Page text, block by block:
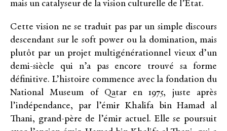
mais un catalyseur de la vision culturelle de l’État.
Cette vision ne se traduit pas par un simple discours
descendant sur le soft power ou la domination, mais
plutôt par un projet multigénérationnel vieux d’un
demi-siècle qui n’a pas encore trouvé sa forme
définitive. L’histoire commence avec la fondation du
National Museum of Qatar en 1975, juste après
l’indépendance, par l’émir Khalifa bin Hamad al
Thani, grand-père de l’émir actuel. Elle se poursuit